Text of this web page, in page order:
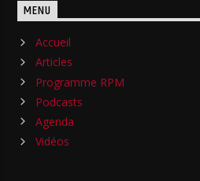
MENU
Accueil
Articles
Programme RPM
Podcasts
Agenda
Vidéos